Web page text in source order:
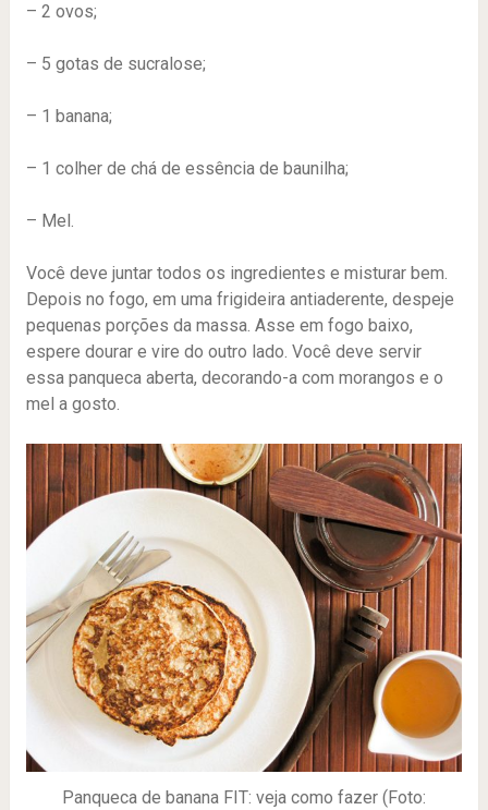
– 2 ovos;
– 5 gotas de sucralose;
– 1 banana;
– 1 colher de chá de essência de baunilha;
– Mel.
Você deve juntar todos os ingredientes e misturar bem.
Depois no fogo, em uma frigideira antiaderente, despeje
pequenas porções da massa. Asse em fogo baixo,
espere dourar e vire do outro lado. Você deve servir
essa panqueca aberta, decorando-a com morangos e o
mel a gosto.
Panqueca de banana FIT: veja como fazer (Foto: